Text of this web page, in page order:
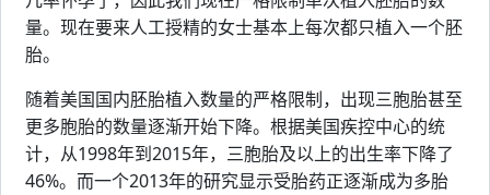
量。现在要来人工授精的女士基本上每次都只植入一个胚
胎。
随着美国国内胚胎植入数量的严格限制，出现三胞胎甚至
更多胞胎的数量逐渐开始下降。根据美国疾控中心的统
计，从1998年到2015年，三胞胎及以上的出生率下降了
46%。而一个2013年的研究显示受胎药正逐渐成为多胎